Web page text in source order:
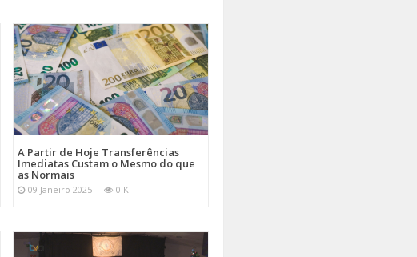
A Partir de Hoje Transferências
Imediatas Custam o Mesmo do que
as Normais
09 Janeiro 2025 0 K